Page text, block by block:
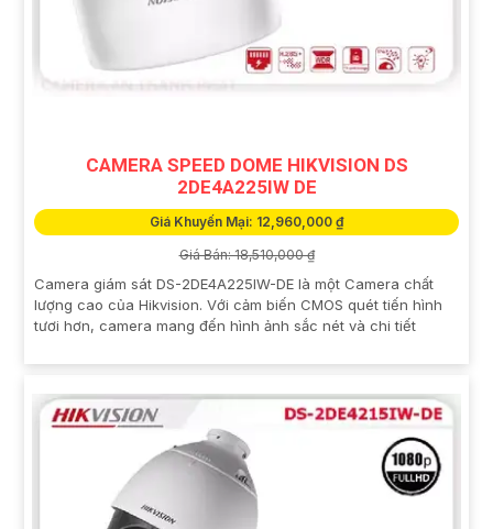
CAMERA SPEED DOME HIKVISION DS
2DE4A225IW DE
Giá Khuyến Mại: 12,960,000 ₫
Giá Bán: 18,510,000 ₫
Camera giám sát DS-2DE4A225IW-DE là một Camera chất
lượng cao của Hikvision. Với cảm biến CMOS quét tiến hình
tươi hơn, camera mang đến hình ảnh sắc nét và chi tiết